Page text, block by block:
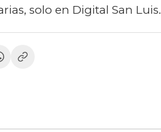
solo en Digital San Luis.